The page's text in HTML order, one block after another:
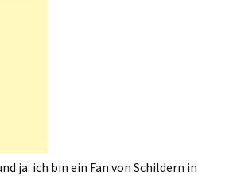
ja: ich bin ein Fan von Schildern in